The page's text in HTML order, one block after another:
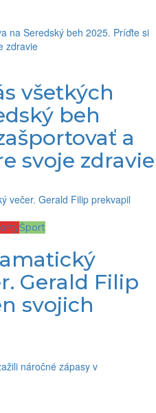
všetkých
beh
a
svoje zdravie
Šport
Gerald Filip
svojich